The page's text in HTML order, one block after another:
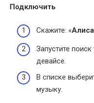
Подключить
Скажите: «Алиса
Запустите
девайсе.
В списке
музыку.